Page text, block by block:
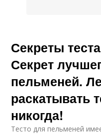
Домашние чебуреки
Секреты
Секрет
пельменей.
раскатывать
никогда!
Тесто для пельменей